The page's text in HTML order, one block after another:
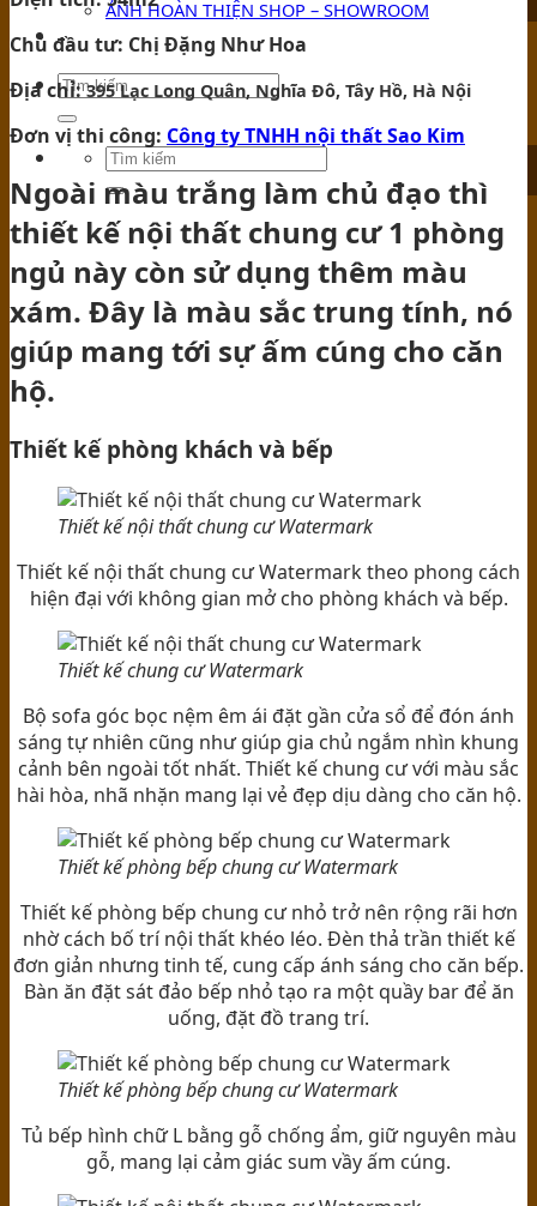
ẢNH HOÀN THIỆN SHOP – SHOWROOM
TIN TỨC
Chủ đầu tư: Chị Đặng Như Hoa
Địa chỉ:395 Lạc Long Quân, Nghĩa Đô, Tây Hồ, Hà Nội
Đơn vị thi công: Công ty TNHH nội thất Sao Kim
Ngoài màu trắng làm chủ đạo thì
thiết kế nội thất chung cư 1 phòng
ngủ này còn sử dụng thêm màu
xám. Đây là màu sắc trung tính, nó
giúp mang tới sự ấm cúng cho căn
hộ.
Thiết kế phòng khách và bếp
Thiết kế nội thất chung cư Watermark
Thiết kế nội thất chung cư Watermark theo phong cách
hiện đại với không gian mở cho phòng khách và bếp.
Thiết kế chung cư Watermark
Bộ sofa góc bọc nệm êm ái đặt gần cửa sổ để đón ánh
sáng tự nhiên cũng như giúp gia chủ ngắm nhìn khung
cảnh bên ngoài tốt nhất. Thiết kế chung cư với màu sắc
hài hòa, nhã nhặn mang lại vẻ đẹp dịu dàng cho căn hộ.
Thiết kế phòng bếp chung cư Watermark
Thiết kế phòng bếp chung cư nhỏ trở nên rộng rãi hơn
nhờ cách bố trí nội thất khéo léo. Đèn thả trần thiết kế
đơn giản nhưng tinh tế, cung cấp ánh sáng cho căn bếp.
Bàn ăn đặt sát đảo bếp nhỏ tạo ra một quầy bar để ăn
uống, đặt đồ trang trí.
Thiết kế phòng bếp chung cư Watermark
Tủ bếp hình chữ L bằng gỗ chống ẩm, giữ nguyên màu
gỗ, mang lại cảm giác sum vầy ấm cúng.